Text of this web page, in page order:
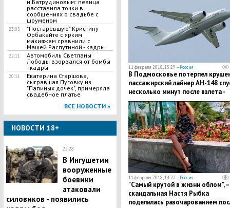
и Батрудиновым: певица
расставила точки в
сообщениях о свадьбе с
шоуменом
23:05
"​Постаревшую" Кристину
Орбакайте с ярким
макияжем сравнили с
Машей Распутиной - кадры
22:11
​Автомобиль Светланы
Лободы взорвался от бомбы
- кадры
20:11
​Екатерина Старшова,
сыгравшая Пуговку из
"Папиных дочек", примеряла
свадебное платье
ВСЕ НОВОСТИ »
НОВОСТИ 18+
22:28
​В Ингушетии
вооруженные
боевики
атаковали
силовиков - появились
11 февраля 2018, 15:29 —Россия
В Подмосковье потерпел
пассажирский лайнер АН-148
несколько минут после взлета -
детали ЧП
11 февраля 2018, 14:22 —Россия
"Самый крутой в жизни облом", –
скандальная Настя Рыбка
поделилась разочарованием